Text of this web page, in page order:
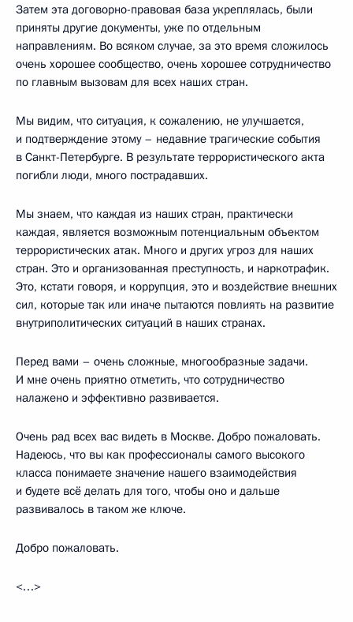
Затем эта договорно-правовая база укреплялась, были
приняты другие документы, уже по отдельным
направлениям. Во всяком случае, за это время сложилось
очень хорошее сообщество, очень хорошее сотрудничество
по главным вызовам для всех наших стран.
Мы видим, что ситуация, к сожалению, не улучшается,
и подтверждение этому – недавние трагические события
в Санкт-Петербурге. В результате террористического акта
погибли люди, много пострадавших.
Мы знаем, что каждая из наших стран, практически
каждая, является возможным потенциальным объектом
террористических атак. Много и других угроз для наших
стран. Это и организованная преступность, и наркотрафик.
Это, кстати говоря, и коррупция, это и воздействие внешних
сил, которые так или иначе пытаются повлиять на развитие
внутриполитических ситуаций в наших странах.
Перед вами – очень сложные, многообразные задачи.
И мне очень приятно отметить, что сотрудничество
налажено и эффективно развивается.
Очень рад всех вас видеть в Москве. Добро пожаловать.
Надеюсь, что вы как профессионалы самого высокого
класса понимаете значение нашего взаимодействия
и будете всё делать для того, чтобы оно и дальше
развивалось в таком же ключе.
Добро пожаловать.
<…>